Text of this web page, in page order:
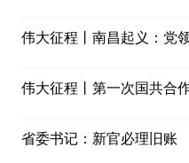
伟大征程丨南昌起义：党
伟大征程丨第一次国共合
省委书记：新官必理旧账